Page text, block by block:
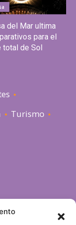
del Mar ultima
para el
total de Sol
Turismo